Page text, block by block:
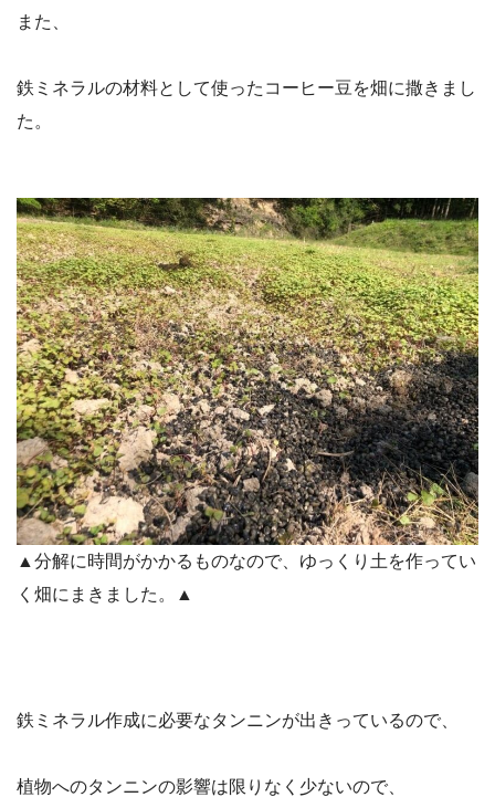
また、
鉄ミネラルの材料として使ったコーヒー豆を畑に撒きまし
た。
▲分解に時間がかかるものなので、ゆっくり土を作ってい
く畑にまきました。▲
鉄ミネラル作成に必要なタンニンが出きっているので、
植物へのタンニンの影響は限りなく少ないので、